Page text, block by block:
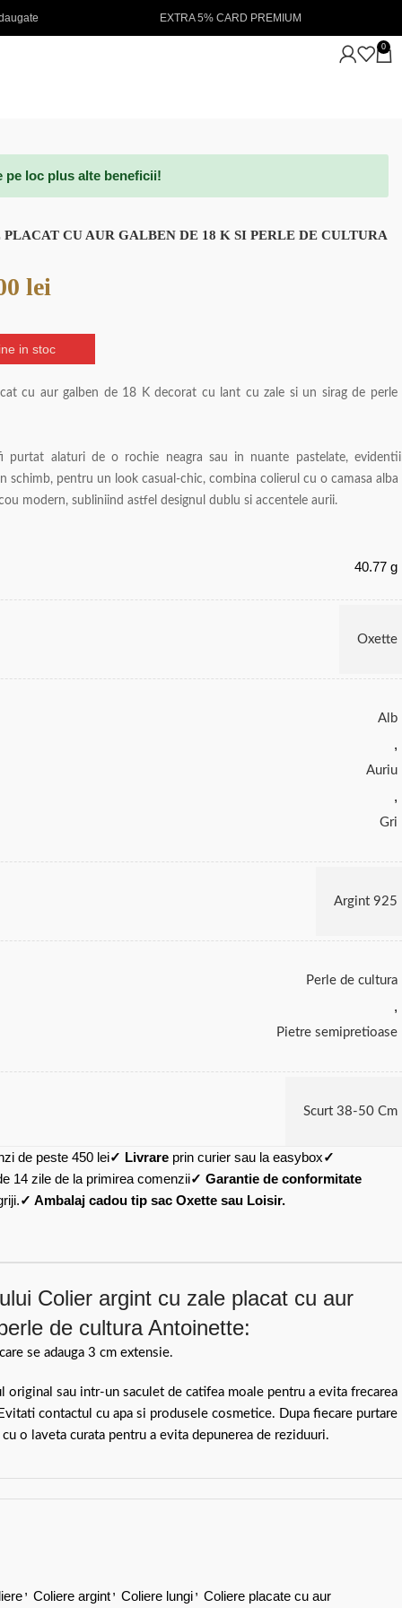
5% CARD PREMIUM NOUTATI IN STOC 💖
0
pe loc plus alte beneficii!
CU AUR GALBEN DE 18 K SI PERLE DE CULTURA
lei
in stoc
cu aur galben de 18 K decorat cu lant cu zale si un sirag de perle
purtat alaturi de o rochie neagra sau in nuante pastelate,
schimb, pentru un look casual-chic, combina colierul cu o camasa alba
modern, subliniind astfel designul dublu si accentele aurii.
40.77 g
Oxette
Alb
,
Auriu
,
Gri
Argint 925
Perle de cultura
,
Pietre semipretioase
Scurt 38-50 Cm
de peste 450 lei✓ Livrare prin curier sau la easybox✓
14 zile de la primirea comenzii✓ Garantie de conformitate
✓ Ambalaj cadou tip sac Oxette sau Loisir.
Colier argint cu zale placat cu aur
de cultura Antoinette:
se adauga 3 cm extensie.
original sau intr-un saculet de catifea moale pentru a evita frecarea
contactul cu apa si produsele cosmetice. Dupa fiecare purtare
o laveta curata pentru a evita depunerea de reziduuri.
, Coliere argint, Coliere lungi, Coliere placate cu aur